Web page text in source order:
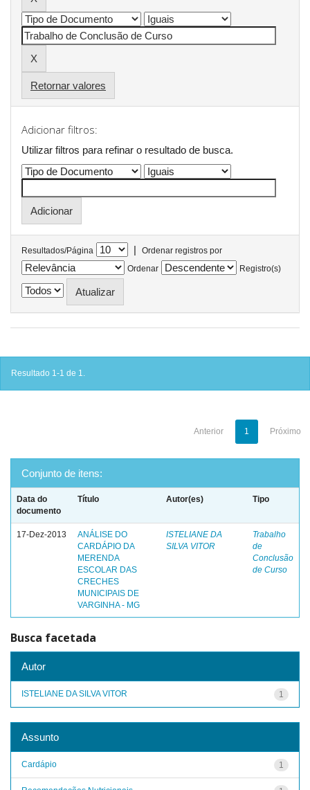
Retornar valores
Adicionar filtros:
Utilizar filtros para refinar o resultado de busca.
Resultados/Página |
Ordenar registros por
Ordenar
Registro(s)
Resultado 1-1 de 1.
Anterior 1 Próximo
Conjunto de itens:
Data do
documento
Título Autor(es) Tipo
17-Dez-2013
ANÁLISE DO
CARDÁPIO DA
MERENDA
ESCOLAR DAS
CRECHES
MUNICIPAIS DE
VARGINHA - MG
ISTELIANE DA
SILVA VITOR
Trabalho
de
Conclusão
de Curso
Busca facetada
Autor
1
ISTELIANE DA SILVA VITOR
Assunto
1
Cardápio